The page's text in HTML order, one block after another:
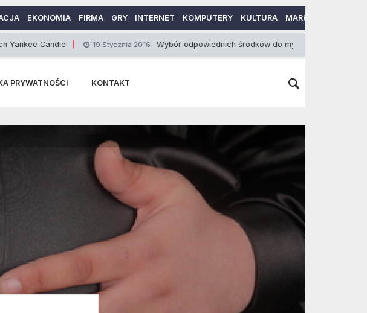
EKONOMIA FIRMA GRY INTERNET KOMPUTERY KULTURA MARKETING
19 Stycznia 2016 Wybór odpowiednich środków do mycia naczyń
PRYWATNOŚCI KONTAKT